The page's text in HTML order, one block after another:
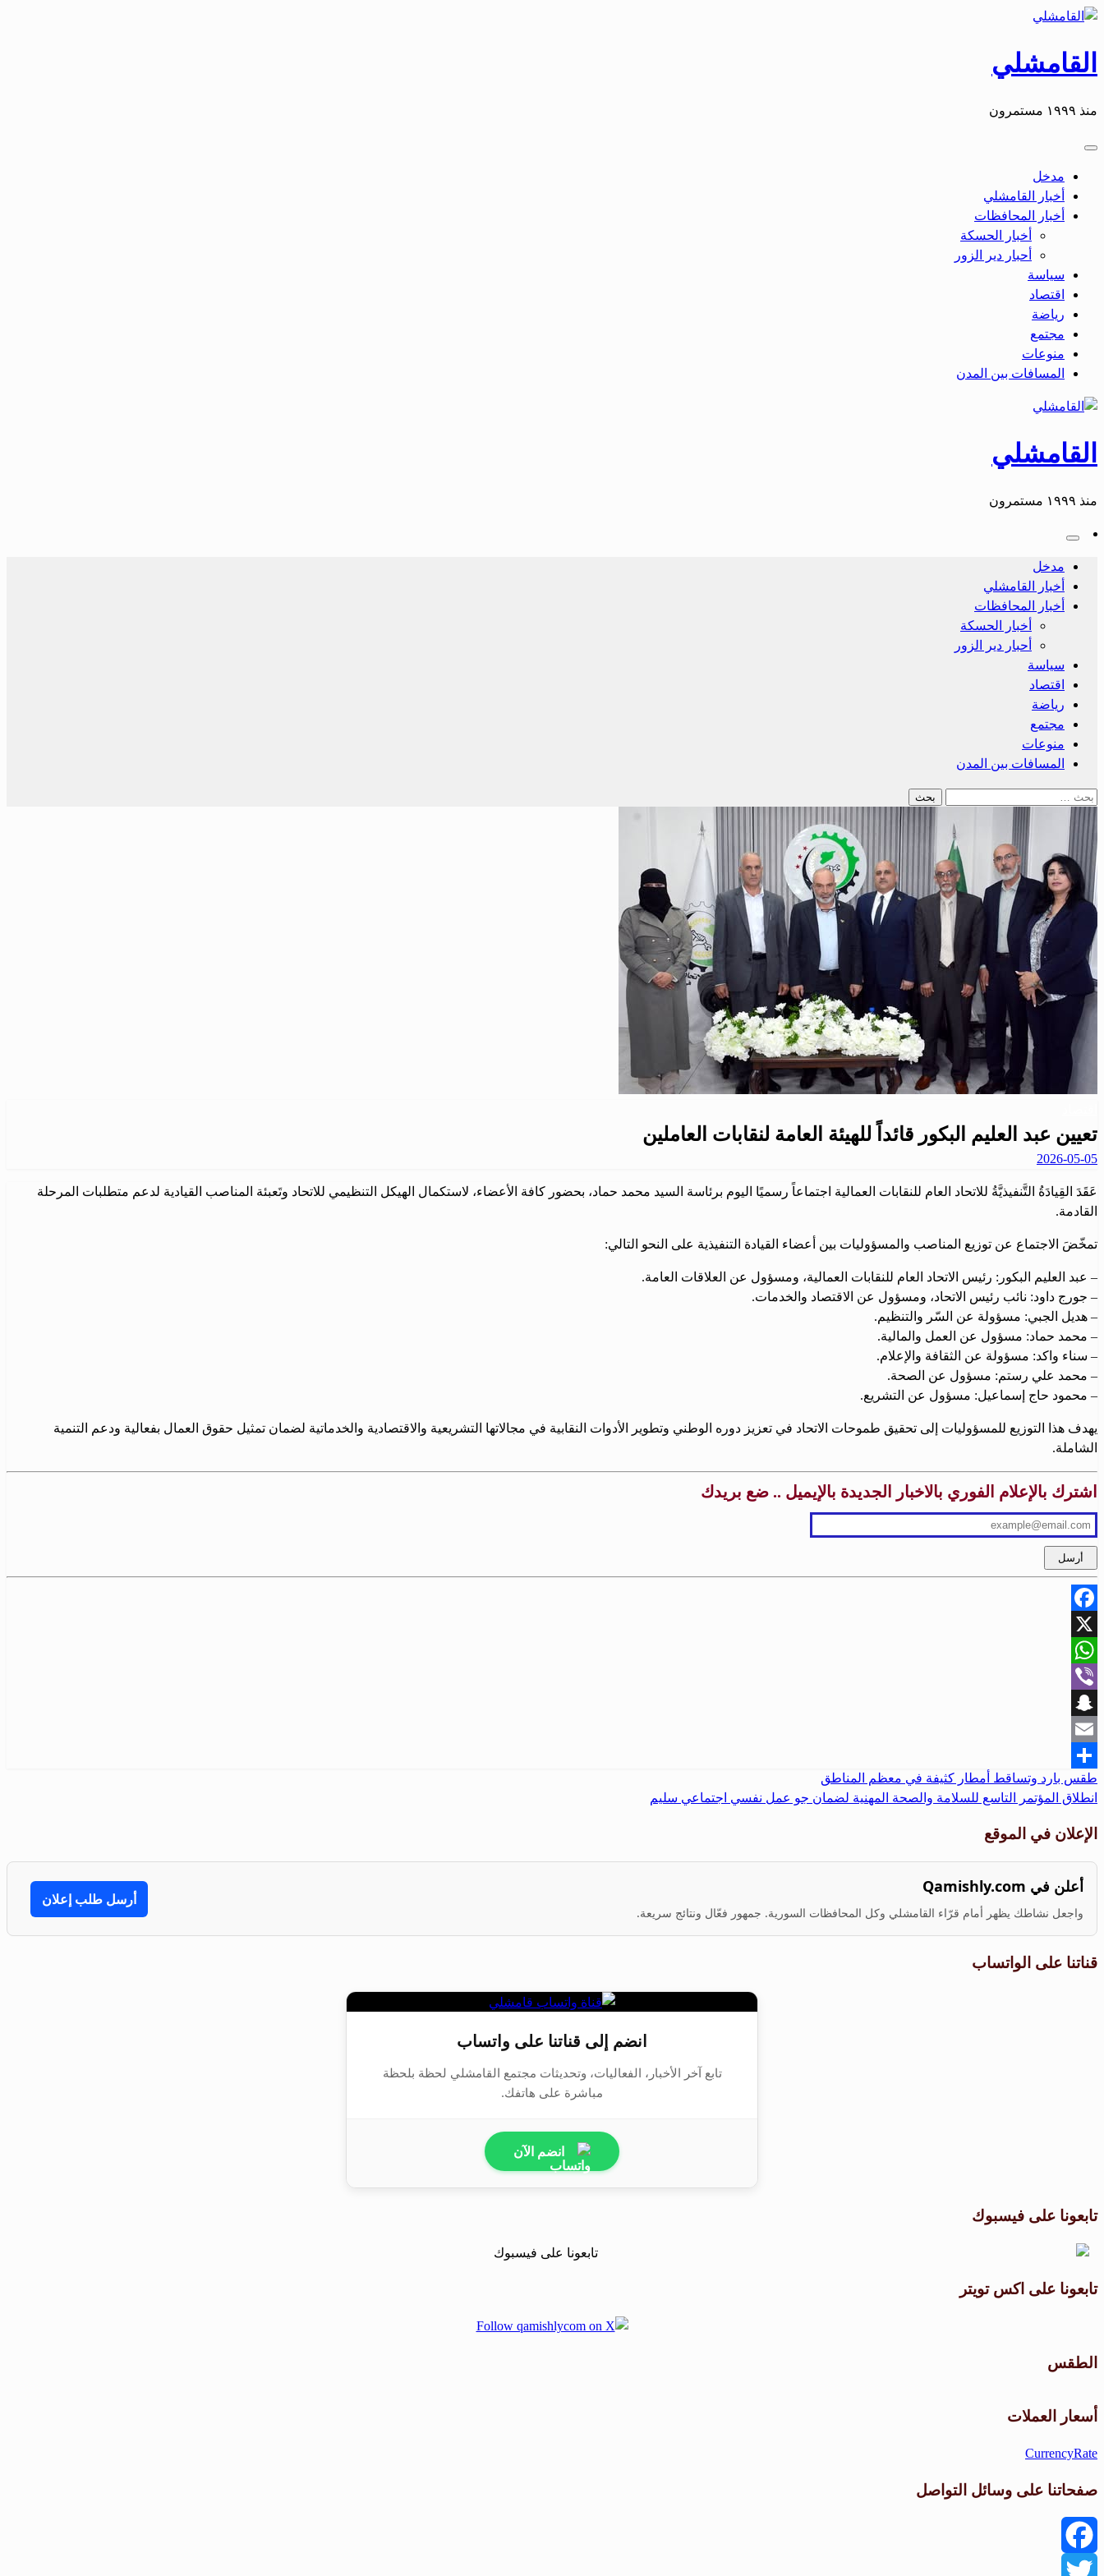
التخطي
المحتوى
القامشلي
منذ ١٩٩٩ مستمرون
مدخل
أخبار القامشلي
أخبار المحافظات
أخبار الحسكة
أحبار دير الزور
سياسة
اقتصاد
رياضة
مجتمع
منوعات
المسافات بين المدن
القامشلي
منذ ١٩٩٩ مستمرون
مدخل
أخبار القامشلي
أخبار المحافظات
أخبار الحسكة
أحبار دير الزور
سياسة
اقتصاد
رياضة
مجتمع
منوعات
المسافات بين المدن
البحث
عن:
تعيين عبد العليم البكور قائداً للهيئة العامة لنقابات العاملين
نُشر
2026-05-05
عَقَدَ القِيادَةُ التَّنفيذيَّةُ للاتحاد العام للنقابات العمالية اجتماعاً رسميًا اليوم برئاسة السيد محمد حماد، بحضور كافة الأعضاء، لاستكمال الهيكل التنظيمي للاتحاد وتَعبئة المناصب القيادية لدعم متطلبات المرحلة
القادمة.
تمخّضَ الاجتماع عن توزيع المناصب والمسؤوليات بين أعضاء القيادة التنفيذية على النحو التالي:
– عبد العليم البكور: رئيس الاتحاد العام للنقابات العمالية، ومسؤول عن العلاقات العامة.
– جورج داود: نائب رئيس الاتحاد، ومسؤول عن الاقتصاد والخدمات.
– هديل الجبي: مسؤولة عن السّر والتنظيم.
– محمد حماد: مسؤول عن العمل والمالية.
– سناء واكد: مسؤولة عن الثقافة والإعلام.
– محمد علي رستم: مسؤول عن الصحة.
– محمود حاج إسماعيل: مسؤول عن التشريع.
يهدف هذا التوزيع للمسؤوليات إلى تحقيق طموحات الاتحاد في تعزيز دوره الوطني وتطوير الأدوات النقابية في مجالاتها التشريعية والاقتصادية والخدماتية لضمان تمثيل حقوق العمال بفعالية ودعم التنمية
الشاملة.
اشترك بالإعلام الفوري بالاخبار الجديدة بالإيميل .. ضع بريدك
Facebook
X
WhatsApp
Viber
Snapchat
Email
Share
تصفّح
المقالات
المقالة
السابقة
طقس بارد وتساقط أمطار كثيفة في معظم المناطق
المقالة
انطلاق المؤتمر التاسع للسلامة والصحة المهنية لضمان جو عمل نفسي اجتماعي سليم
الإعلان في الموقع
أعلن في Qamishly.com
واجعل نشاطك يظهر أمام قرّاء القامشلي وكل المحافظات السورية. جمهور فعّال ونتائج سريعة.
أرسل طلب إعلان
قناتنا على الواتساب
انضم إلى قناتنا على واتساب
تابع آخر الأخبار، الفعاليات، وتحديثات مجتمع القامشلي لحظة بلحظة
مباشرة على هاتفك.
انضم الآن
تابعونا على فيسبوك
تابعونا على اكس تويتر
الطقس
أسعار العملات
CurrencyRate
صفحاتنا على وسائل التواصل
Facebook